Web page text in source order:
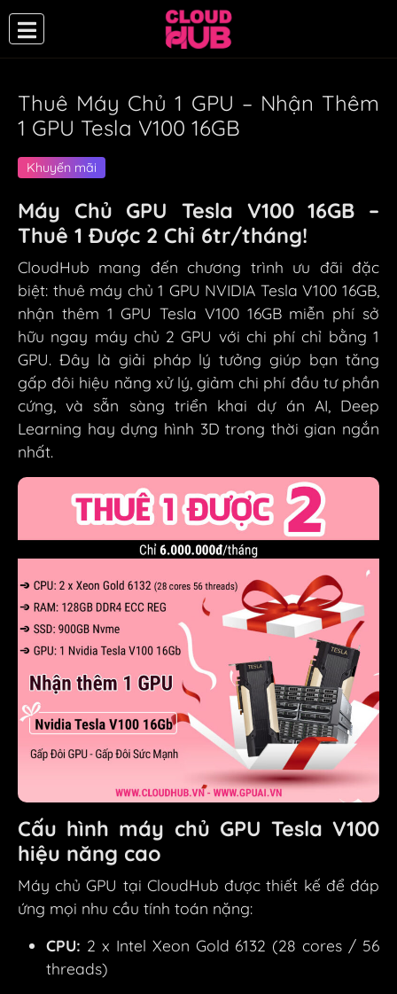
Thuê Máy Chủ 1 GPU – Nhận Thêm
1 GPU Tesla V100 16GB
Khuyến mãi
Máy Chủ GPU Tesla V100 16GB –
Thuê 1 Được 2 Chỉ 6tr/tháng!
CloudHub mang đến chương trình ưu đãi đặc
biệt: thuê máy chủ 1 GPU NVIDIA Tesla V100 16GB,
nhận thêm 1 GPU Tesla V100 16GB miễn phí sở
hữu ngay máy chủ 2 GPU với chi phí chỉ bằng 1
GPU. Đây là giải pháp lý tưởng giúp bạn tăng
gấp đôi hiệu năng xử lý, giảm chi phí đầu tư phần
cứng, và sẵn sàng triển khai dự án AI, Deep
Learning hay dựng hình 3D trong thời gian ngắn
nhất.
Cấu hình máy chủ GPU Tesla V100
hiệu năng cao
Máy chủ GPU tại CloudHub được thiết kế để đáp
ứng mọi nhu cầu tính toán nặng:
CPU: 2 x Intel Xeon Gold 6132 (28 cores / 56
threads)